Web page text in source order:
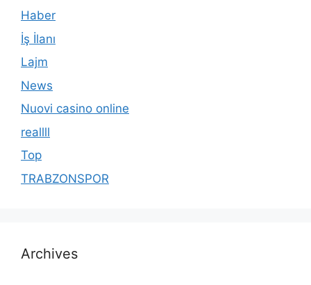
Haber
İş İlanı
Lajm
News
Nuovi casino online
reallll
Top
TRABZONSPOR
Archives